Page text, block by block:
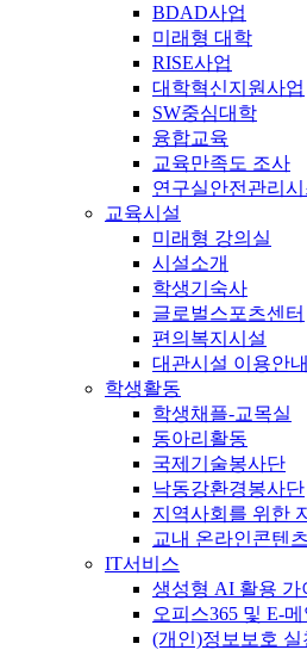
BDAD사업
미래형 대학
RISE사업
대학혁신지원사업
SW중심대학
융합교육
교육만족도 조사
연구실안전관리시
교육시설
미래형 강의실
시설소개
학생기숙사
글로벌스포츠센터
편의복지시설
대관시설 이용안내
학생활동
학생채플-교목실
동아리활동
국제기술봉사단
낙동강환경봉사단
지역사회를 위한
교내 온라인콘텐츠
IT서비스
생성형 AI 활용 가
오피스365 및 E-
(개인)정보보호 실